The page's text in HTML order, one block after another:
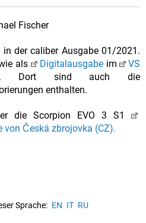
Fischer
in der caliber Ausgabe 01/2021.
als Digitalausgabeim
VS
Dort sind auch die
enthalten.
die Scorpion EVO 3 S1
von Česká zbrojovka (CZ).
Sprache: EN IT RU